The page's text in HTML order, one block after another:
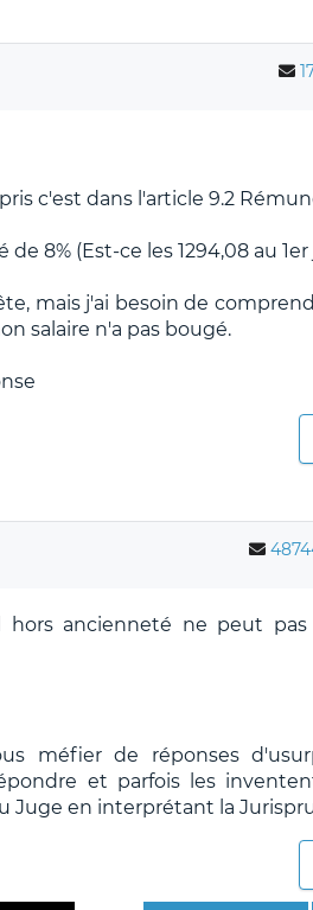
c'est dans l'article 9.2
8% (Est-ce les 1294,08 au 1er
mais j'ai besoin de
salaire n'a pas bougé.
ancienneté ne peut
méfier de réponses
et parfois les
Juge en interprétant la